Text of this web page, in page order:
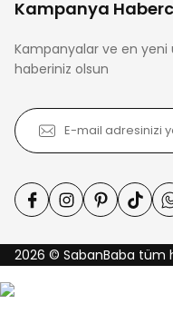
Kampanya
Kampanyalar ve en yeni
haberiniz olsun
2026 © SabanBaba tüm